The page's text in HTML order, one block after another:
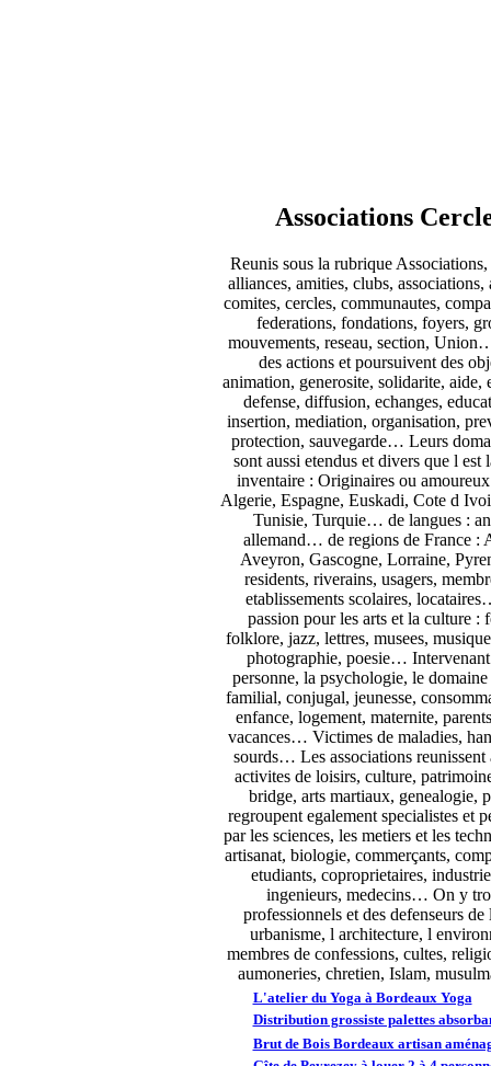
Associations
Reunis sous la rubrique
alliances, amities, clubs,
comites, cercles, communautes,
federations, fondations, foyers,
mouvements, reseau, section,
des actions et poursuivent des
animation, generosite, solidarite, aide,
defense, diffusion, echanges,
insertion, mediation, organisation,
protection, sauvegarde… Leurs
sont aussi etendus et divers que l est
inventaire : Originaires ou
Algerie, Espagne, Euskadi, Cote d
Tunisie, Turquie… de langues :
allemand… de regions de France :
Aveyron, Gascogne, Lorraine,
residents, riverains, usagers,
etablissements scolaires,
passion pour les arts et la culture :
folklore, jazz, lettres, musees,
photographie, poesie… Intervenant
personne, la psychologie, le
familial, conjugal, jeunesse,
enfance, logement, maternite,
vacances… Victimes de maladies,
sourds… Les associations reunissent
activites de loisirs, culture,
bridge, arts martiaux, genealogie,
regroupent egalement specialistes et
par les sciences, les metiers et les
artisanat, biologie, commerçants,
etudiants, coproprietaires,
ingenieurs, medecins… On y
professionnels et des defenseurs
urbanisme, l architecture, l
membres de confessions, cultes,
aumoneries, chretien, Islam,
L'atelier du Yoga à Bordeaux Yoga
Distribution grossiste palettes
Brut de Bois Bordeaux artisan